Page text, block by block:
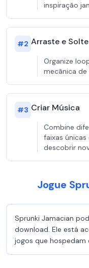
inspiração
#2 Arraste e Solte
Organize
mecânica de
#3 Criar Música
Combine
faixas
descobrir
Jogue
Sprunki Jamacian
download. Ele está
jogos que hospedam